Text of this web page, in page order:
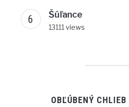
Šúľance
13111 views
OBĽÚBENÝ CHLIEB